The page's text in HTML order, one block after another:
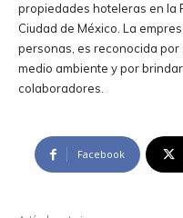
propiedades hoteleras en la
Ciudad de México. La
personas, es reconocida
medio ambiente y por
colaboradores.
Facebook